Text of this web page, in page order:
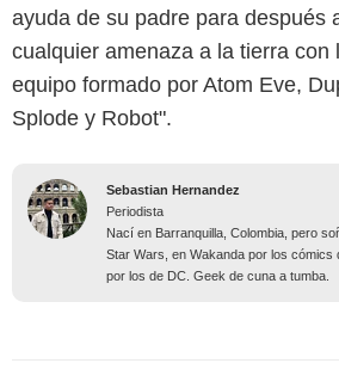
ayuda de su padre para después
cualquier amenaza a la tierra con
equipo formado por Atom Eve,
Splode y Robot".
Sebastian Hernandez
Periodista
Nací en Barranquilla, Colombia, pero
Star Wars, en Wakanda por los cómics
por los de DC. Geek de cuna a tumba.